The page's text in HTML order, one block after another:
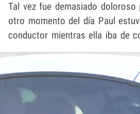
Tal vez fue demasiado doloroso
otro momento del día Paul
conductor mientras ella iba de